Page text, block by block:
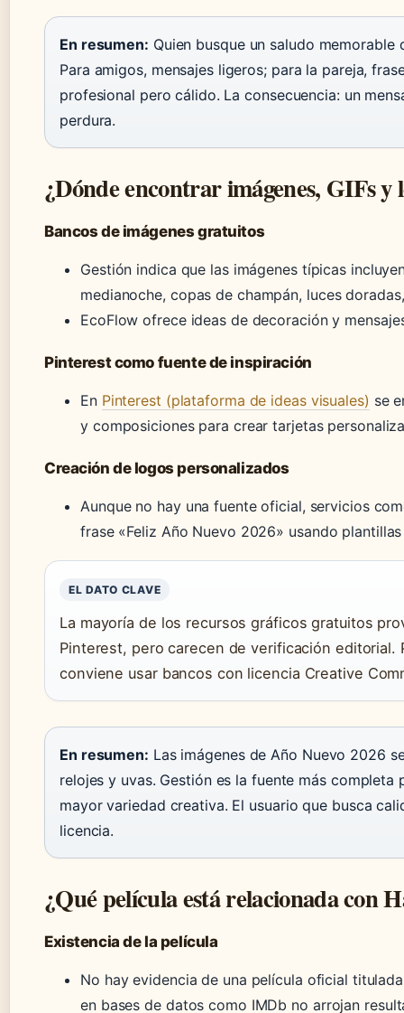
En resumen: Quien busque un saludo
Para amigos, mensajes ligeros; para la pareja,
profesional pero cálido. La consecuencia: un
perdura.
¿Dónde encontrar imágenes, GIFs y
Bancos de imágenes gratuitos
Gestión indica que las imágenes típicas
medianoche, copas de champán, luces
EcoFlow ofrece ideas de decoración y
Pinterest como fuente de inspiración
En Pinterest (plataforma de ideas visuales) se
y composiciones para crear tarjetas
Creación de logos personalizados
Aunque no hay una fuente oficial, servicios
frase «Feliz Año Nuevo 2026» usando
EL DATO CLAVE
La mayoría de los recursos gráficos gratuitos
Pinterest, pero carecen de verificación editorial.
conviene usar bancos con licencia Creative
En resumen: Las imágenes de Año Nuevo 2026
relojes y uvas. Gestión es la fuente más completa
mayor variedad creativa. El usuario que busca
licencia.
¿Qué película está relacionada con
Existencia de la película
No hay evidencia de una película oficial
en bases de datos como IMDb no arrojan